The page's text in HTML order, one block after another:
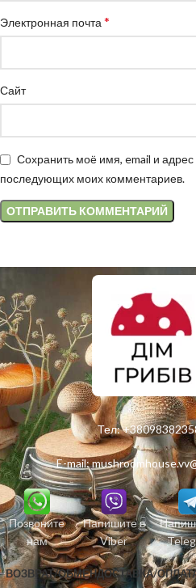
Электронная почта *
Сайт
Сохранить моё имя, email и адрес
последующих моих комментариев.
Тел:
E-mail:
Позвоните
нам
Напишите в
Viber
ВОЗВРАТ/ОБМЕНДОСТАВКА/